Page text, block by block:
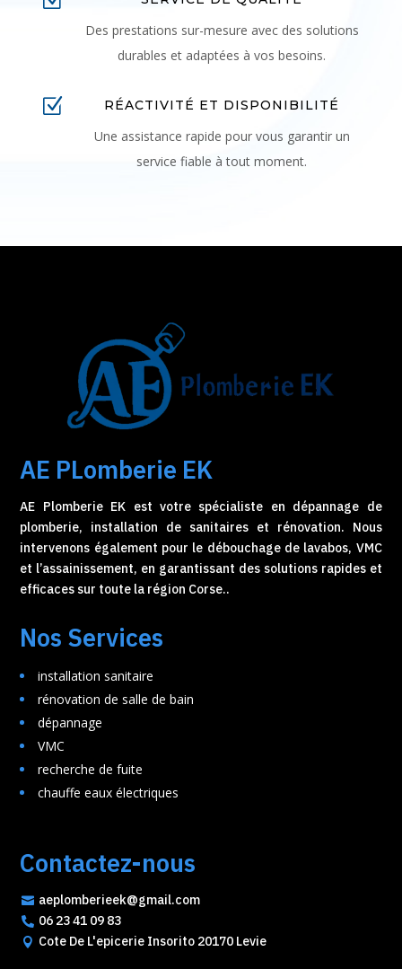
Des prestations sur-mesure avec des solutions
durables et adaptées à vos besoins.
Z RÉACTIVITÉ ET DISPONIBILITÉ
Une assistance rapide pour vous garantir un
service fiable à tout moment.
AE PLomberie EK
AE Plomberie EK est votre spécialiste en dépannage de
plomberie, installation de sanitaires et rénovation. Nous
intervenons également pour le débouchage de lavabos, VMC
et l’assainissement, en garantissant des solutions rapides et
efficaces sur toute la région Corse..
Nos Services
installation sanitaire
rénovation de salle de bain
dépannage
VMC
recherche de fuite
chauffe eaux électriques
Contactez-nous
 aeplomberieek@gmail.com
 06 23 41 09 83
 Cote De L'epicerie Insorito 20170 Levie